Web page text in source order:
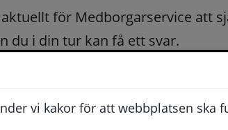
vi kakor för att webbplatsen ska
för Medborgarservice att
du i din tur kan få ett svar.
dina frågor fortast möjligt.
vi dig så snabbt som möjligt under
svaret inom 2 - 4 arbetsdagar.